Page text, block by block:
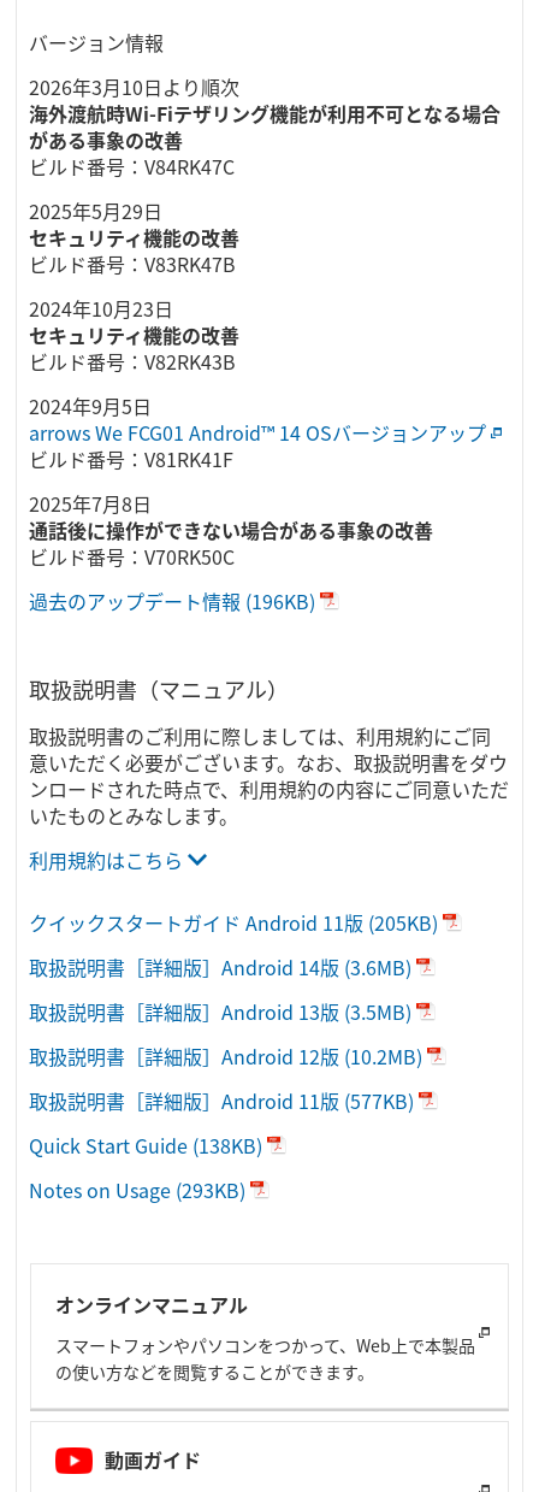
バージョン情報
2026年3月10日より順次
海外渡航時Wi-Fiテザリング機能が利用不可となる場合
がある事象の改善
ビルド番号：V84RK47C
2025年5月29日
セキュリティ機能の改善
ビルド番号：V83RK47B
2024年10月23日
セキュリティ機能の改善
ビルド番号：V82RK43B
2024年9月5日
arrows We FCG01 Android™ 14 OSバージョンアップ
ビルド番号：V81RK41F
2025年7月8日
通話後に操作ができない場合がある事象の改善
ビルド番号：V70RK50C
過去のアップデート情報 (196KB)
取扱説明書（マニュアル）
取扱説明書のご利用に際しましては、利用規約にご同
意いただく必要がございます。なお、取扱説明書をダウ
ンロードされた時点で、利用規約の内容にご同意いただ
いたものとみなします。
利用規約はこちら
クイックスタートガイド Android 11版 (205KB)
取扱説明書［詳細版］Android 14版 (3.6MB)
取扱説明書［詳細版］Android 13版 (3.5MB)
取扱説明書［詳細版］Android 12版 (10.2MB)
取扱説明書［詳細版］Android 11版 (577KB)
Quick Start Guide (138KB)
Notes on Usage (293KB)
オンラインマニュアル
スマートフォンやパソコンをつかって、Web上で本製品
の使い方などを閲覧することができます。
動画ガイド